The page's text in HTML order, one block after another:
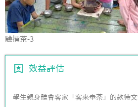
驗擂茶-3
效益評估
學生親身體會客家「客來奉茶」的款待